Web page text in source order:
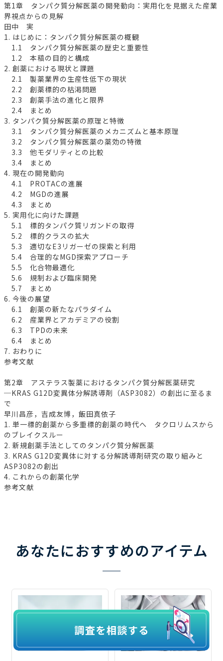
第1章 タンパク質分解医薬の開発動向：実用化を見据えた産業
界視点からの見解
田中 実
1. はじめに：タンパク質分解医薬の概観
1.1 タンパク質分解医薬の歴史と重要性
1.2 本稿の目的と構成
2. 創薬における現状と課題
2.1 製薬業界の生産性低下の現状
2.2 創薬標的の枯渇問題
2.3 創薬手法の進化と限界
2.4 まとめ
3. タンパク質分解医薬の原理と特徴
3.1 タンパク質分解医薬のメカニズムと基本原理
3.2 タンパク質分解医薬の薬効の特徴
3.3 他モダリティとの比較
3.4 まとめ
4. 現在の開発動向
4.1 PROTACの進展
4.2 MGDの進展
4.3 まとめ
5. 実用化に向けた課題
5.1 標的タンパク質リガンドの取得
5.2 標的クラスの拡大
5.3 適切なE3リガーゼの探索と利用
5.4 合理的なMGD探索アプローチ
5.5 化合物最適化
5.6 規制および臨床開発
5.7 まとめ
6. 今後の展望
6.1 創薬の新たなパラダイム
6.2 産業界とアカデミアの役割
6.3 TPDの未来
6.4 まとめ
7. おわりに
参考文献
第2章 アステラス製薬におけるタンパク質分解医薬研究
─KRAS G12D変異体分解誘導剤（ASP3082）の創出に至るま
で
早川昌彦，吉成友博，飯田真依子
1. 単一標的創薬から多重標的創薬の時代へ タクロリムスから
のブレイクスルー
2. 新規創薬手法としてのタンパク質分解医薬
3. KRAS G12D変異体に対する分解誘導剤研究の取り組みと
ASP3082の創出
4. これからの創薬化学
参考文献
あなたにおすすめのアイテム